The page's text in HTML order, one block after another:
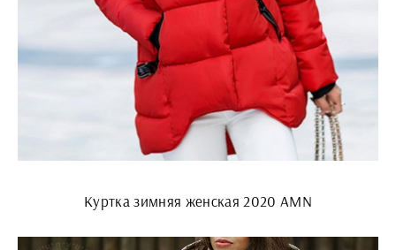
Куртка зимняя женская 2020 AMN